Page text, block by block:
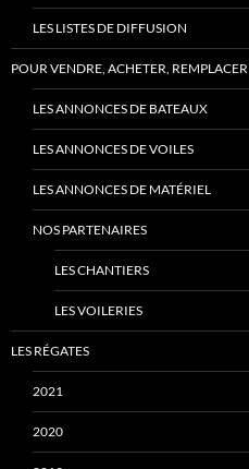
LES LISTES DE DIFFUSION
POUR VENDRE, ACHETER, REMPLACER
LES ANNONCES DE BATEAUX
LES ANNONCES DE VOILES
LES ANNONCES DE MATÉRIEL
NOS PARTENAIRES
LES CHANTIERS
LES VOILERIES
LES RÉGATES
2021
2020